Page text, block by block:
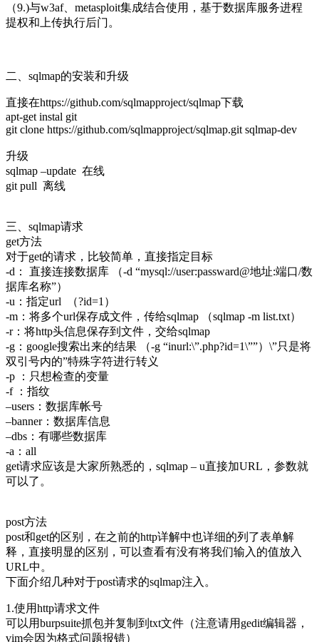
（9.)与w3af、metasploit集成结合使用，基于数据库服务进程
提权和上传执行后门。
二、sqlmap的安装和升级
直接在https://github.com/sqlmapproject/sqlmap下载
apt-get instal git
git clone https://github.com/sqlmapproject/sqlmap.git sqlmap-dev
升级
sqlmap –update 在线
git pull 离线
三、sqlmap请求
get方法
对于get的请求，比较简单，直接指定目标
-d： 直接连接数据库 （-d “mysql://user:passward@地址:端口/数
据库名称”）
-u：指定url （?id=1）
-m：将多个url保存成文件，传给sqlmap （sqlmap -m list.txt）
-r：将http头信息保存到文件，交给sqlmap
-g：google搜索出来的结果 （-g “inurl:\”.php?id=1\””）\”只是将
双引号内的”特殊字符进行转义
-p ：只想检查的变量
-f ：指纹
–users：数据库帐号
–banner：数据库信息
–dbs：有哪些数据库
-a：all
get请求应该是大家所熟悉的，sqlmap – u直接加URL，参数就
可以了。
post方法
post和get的区别，在之前的http详解中也详细的列了表单解
释，直接明显的区别，可以查看有没有将我们输入的值放入
URL中。
下面介绍几种对于post请求的sqlmap注入。
1.使用http请求文件
可以用burpsuite抓包并复制到txt文件（注意请用gedit编辑器，
vim会因为格式问题报错）